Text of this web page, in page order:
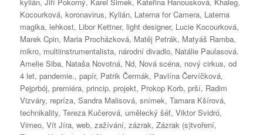
Kocourková,koronavirus, Kylián, Laterna for Camera, Laterna
magika, lehkost, Libor Kettner, light designer, Lucie Kocourková,
Marek Cpin, Maria Procházková, Matěj Petrák, Matyáš Ramba,
mikro, multiinstrumentalista, národní divadlo, Natálie Paulasová.
Amelie Siba, Nataša Novotná, Nd, Nová scéna, nový cirkus,od
4 let,pandemie.,papír, Patrik Čermák, Pavlína Červíčková,
Pejprbój,premiéra,princip,projekt, Prokop Korb,prší, Radim
Vizváry, repríza,Sandra Malisová,snímek,Tamara Kšírová,
technikality,Tereza Kučerová, umělecký šéf,Viktor Svidró,
Vimeo,Vít Jíra,web,zažívání,zázrak,Zázrak (s)tvoření,